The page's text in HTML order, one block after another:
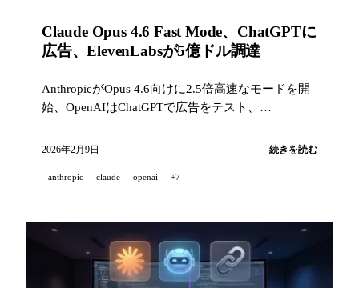
Claude Opus 4.6 Fast Mode、ChatGPTに
広告、ElevenLabsが5億ドル調達
AnthropicがOpus 4.6向けに2.5倍高速なモードを開
始、OpenAIはChatGPTで広告をテスト、
達、GPT-5.3-CodexがCopilotに登場、Mistralが
2026年2月9日 続きを読む
anthropic claude openai +7